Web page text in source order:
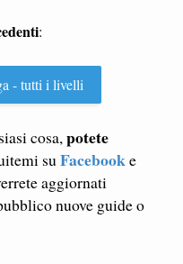
:
- tutti i livelli
cosa,potete
suFacebooke
aggiornati
nuove guide o